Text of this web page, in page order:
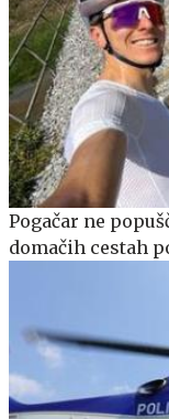
Pogačar ne
domačih cestah